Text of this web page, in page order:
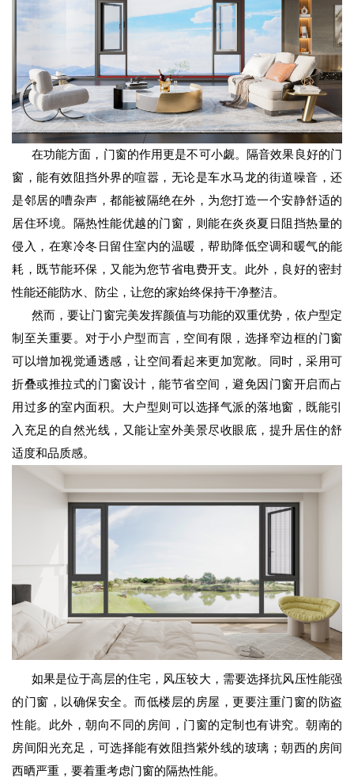
在功能方面，门窗的作用更是不可小觑。隔音效果良好的门
窗，能有效阻挡外界的喧嚣，无论是车水马龙的街道噪音，还
是邻居的嘈杂声，都能被隔绝在外，为您打造一个安静舒适的
居住环境。隔热性能优越的门窗，则能在炎炎夏日阻挡热量的
侵入，在寒冷冬日留住室内的温暖，帮助降低空调和暖气的能
耗，既节能环保，又能为您节省电费开支。此外，良好的密封
性能还能防水、防尘，让您的家始终保持干净整洁。
然而，要让门窗完美发挥颜值与功能的双重优势，依户型定
制至关重要。对于小户型而言，空间有限，选择窄边框的门窗
可以增加视觉通透感，让空间看起来更加宽敞。同时，采用可
折叠或推拉式的门窗设计，能节省空间，避免因门窗开启而占
用过多的室内面积。大户型则可以选择气派的落地窗，既能引
入充足的自然光线，又能让室外美景尽收眼底，提升居住的舒
适度和品质感。
如果是位于高层的住宅，风压较大，需要选择抗风压性能强
的门窗，以确保安全。而低楼层的房屋，更要注重门窗的防盗
性能。此外，朝向不同的房间，门窗的定制也有讲究。朝南的
房间阳光充足，可选择能有效阻挡紫外线的玻璃；朝西的房间
西晒严重，要着重考虑门窗的隔热性能。